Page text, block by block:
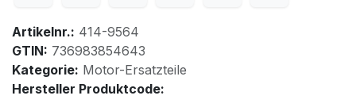
Artikelnr.: 414-9564
GTIN: 736983854643
Kategorie: Motor-Ersatzteile
Hersteller Produktcode: